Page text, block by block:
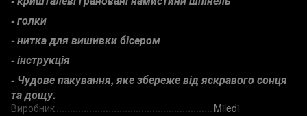
- голки
- нитка для вишивки бісером
-інструкція
- Чудове пакування, яке збереже від яскравого сонця
та дощу.
Виробник
Miledi